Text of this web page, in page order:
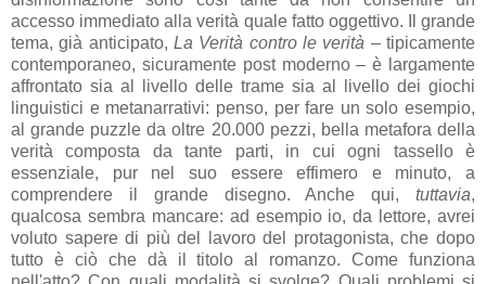
accesso immediato alla verità quale fatto oggettivo. Il grande
tema, già anticipato, La Verità contro le verità ‒ tipicamente
contemporaneo, sicuramente post moderno ‒ è largamente
affrontato sia al livello delle trame sia al livello dei giochi
linguistici e metanarrativi: penso, per fare un solo esempio,
al grande puzzle da oltre 20.000 pezzi, bella metafora della
verità composta da tante parti, in cui ogni tassello è
essenziale, pur nel suo essere effimero e minuto, a
comprendere il grande disegno. Anche qui, tuttavia,
qualcosa sembra mancare: ad esempio io, da lettore, avrei
voluto sapere di più del lavoro del protagonista, che dopo
tutto è ciò che dà il titolo al romanzo. Come funziona